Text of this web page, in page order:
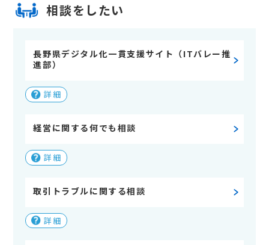
相談をしたい
長野県デジタル化一貫支援サイト（ITバレー推
進部）
詳細
経営に関する何でも相談
詳細
取引トラブルに関する相談
詳細